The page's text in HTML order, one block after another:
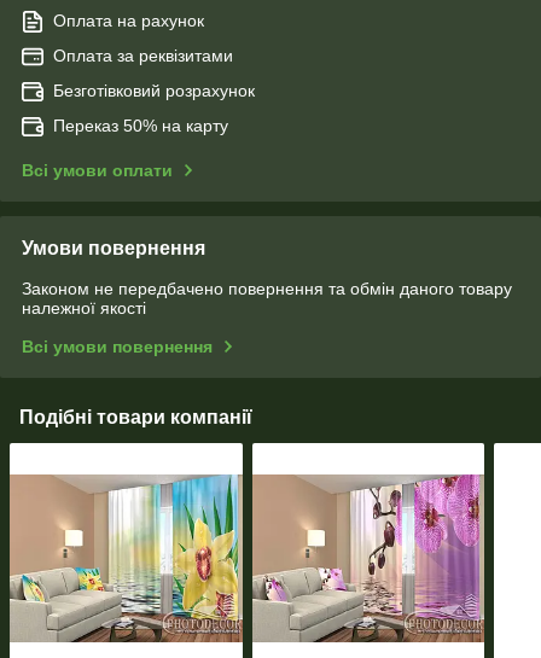
Оплата на рахунок
Оплата за реквізитами
Безготівковий розрахунок
Переказ 50% на карту
Всі умови оплати
Умови повернення
Законом не передбачено повернення та обмін даного товару
належної якості
Всі умови повернення
Подібні товари компанії